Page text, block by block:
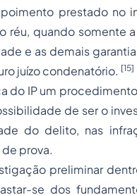
prestado no
réu, quando somente
e as demais
juízo condenatório. [15]
do IP um
de ser o
do delito, nas
prova.
preliminar
se dos